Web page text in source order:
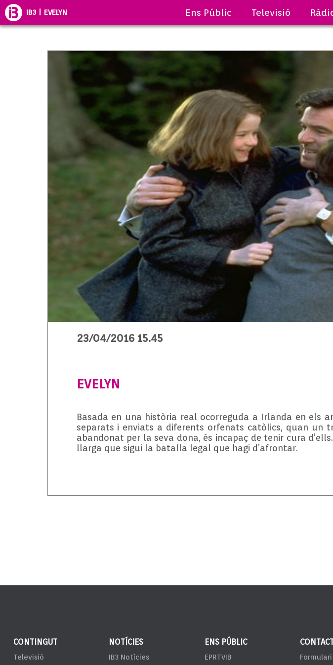
IB3 | EVELYN Ens Públic Televisió
23/04/2016 15.45
EVELYN
Basada en una història real ocorreguda a Irlanda en els
separats i enviats a diferents orfenats catòlics, quan un
abandonat per la seva dona, és incapaç de tenir cura
llarga que sigui la batalla legal que hagi d’afrontar.
CONTINGUT
Televisió
NOTÍCIES
IB3 Notícies
ENS PÚBLIC
EPRTVIB